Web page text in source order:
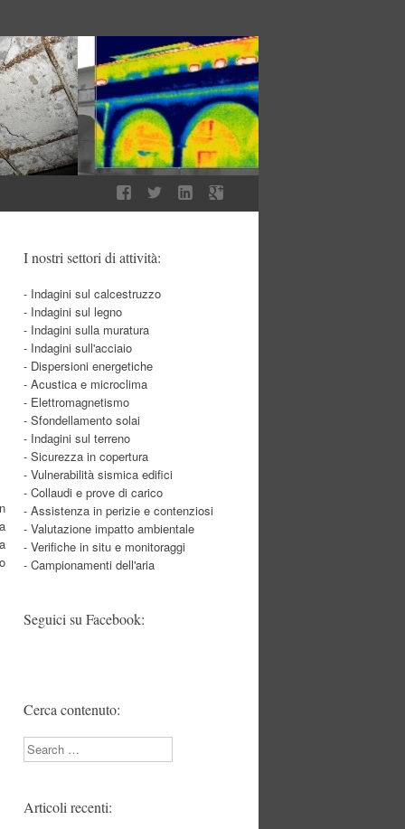
I nostri settori di attività:
- Indagini sul calcestruzzo
- Indagini sul legno
- Indagini sulla muratura
- Indagini sull'acciaio
- Dispersioni energetiche
- Acustica e microclima
- Elettromagnetismo
- Sfondellamento solai
- Indagini sul terreno
- Sicurezza in copertura
- Vulnerabilità sismica edifici
- Collaudi e prove di carico
- Assistenza in perizie e contenziosi
- Valutazione impatto ambientale
- Verifiche in situ e monitoraggi
- Campionamenti dell'aria
Seguici su Facebook:
Cerca contenuto:
Search
Articoli recenti: